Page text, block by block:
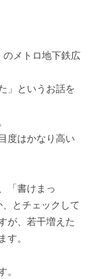
メトロ地下鉄広
」というお話を
度はかなり高い
「書けまっ
とチェックして
が、若干増えた
。